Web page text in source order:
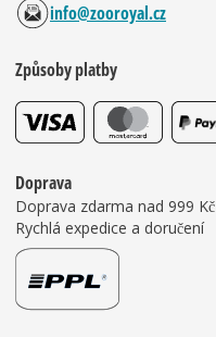
info@zooroyal.cz
Způsoby platby
Doprava
Doprava zdarma nad 999 Kč
Rychlá expedice a doručení